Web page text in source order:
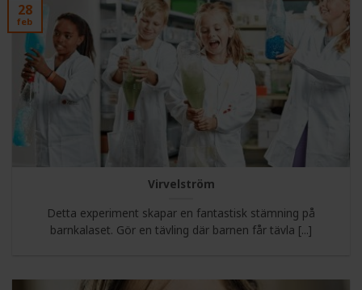
Virvelström
Detta experiment skapar en fantastisk stämning på
barnkalaset. Gör en tävling där barnen får tävla [...]
28
feb